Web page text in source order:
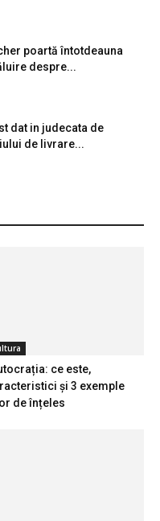
poartă întotdeauna
despre...
dat in judecata de
de livrare...
ce este,
și 3 exemple
de înțeles